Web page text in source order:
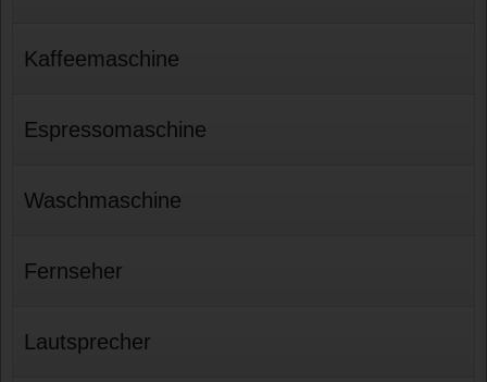
Kaffeemaschine
Espressomaschine
Waschmaschine
Fernseher
Lautsprecher